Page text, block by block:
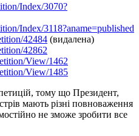
Index/3070?
Index/3118?aname=published
42484 (видалена)
42862
View/1462
View/1485
тому що Президент,
мають різні повноваження
не зможе зробити все